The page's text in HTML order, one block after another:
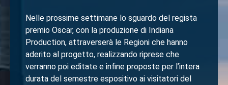
Nelle prossime settimane lo sguardo del regista
premio Oscar, con la produzione di Indiana
Production, attraverserà le Regioni che hanno
aderito al progetto, realizzando riprese che
verranno poi editate e infine proposte per l’intera
durata del semestre espositivo ai visitatori del